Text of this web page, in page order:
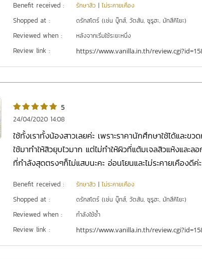
Benefit received : รักษาสิว | ไม่ระคายเคือง
Shopped at : ดรักสโตร์ (เช่น บู๊ทส์, วัตสัน, ซูรูฮะ, มัทสึคิโยะ)
Reviewed when : หลังจากเริ่มใช้ระยะหนึ่ง
Review link : https://www.vanilla.in.th/
5
24/04/2020 14:08
ใช้ทั้งเราทั้งน้องสาวเลยค่ะ เพราะราคานักศึกษาใช้ได้และข
ใช้มาทำให้สิวยุบไวมาก แต่ไม่ทำให้ผิวที่แต้มเจลสิวแห้งและล
ที่กำลังสุดตรงๆก็ไม่แสบนะคะ อ่อนโยนและไม่ระคายเคืองดีค่ะ
Benefit received : รักษาสิว | ไม่ระคายเคือง
Shopped at : ดรักสโตร์ (เช่น บู๊ทส์, วัตสัน, ซูรูฮะ, มัทสึคิโยะ)
Reviewed when : กำลังใช้ซ้ำ
Review link : https://www.vanilla.in.th/